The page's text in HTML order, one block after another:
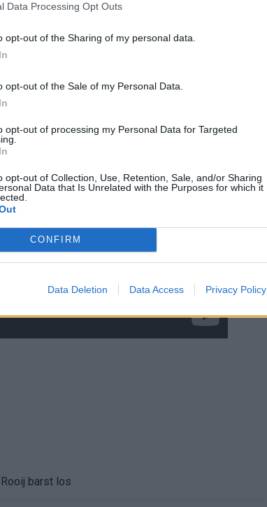
Data Processing Opt Outs
opt-out of the Sharing of my personal data.
opt-out of the Sale of my Personal Data.
opt-out of processing my Personal Data for Targeted
opt-out of Collection, Use, Retention, Sale, and/or Sharing
Data that Is Unrelated with the Purposes for which it
CONFIRM
Data Deletion Data Access Privacy Policy
blijft Kane zich nadrukkelijk mengen tussen de
Het record van Rensenbrink is
klaar met het schrijven van nieuwe
barst los